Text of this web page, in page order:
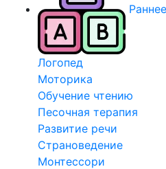
Логопед
Моторика
Обучение чтению
Песочная терапия
Развитие речи
Страноведение
Монтессори